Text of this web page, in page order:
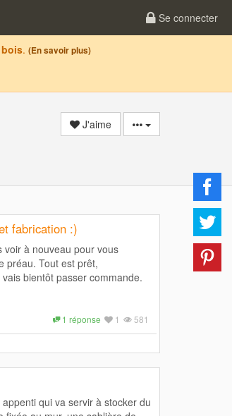
Se connecter
. (En savoir plus)
J'aime
fabrication :)
voir à nouveau pour vous
préau. Tout est prêt,
bientôt passer commande.
581
1
1 réponse
qui va servir à stocker du